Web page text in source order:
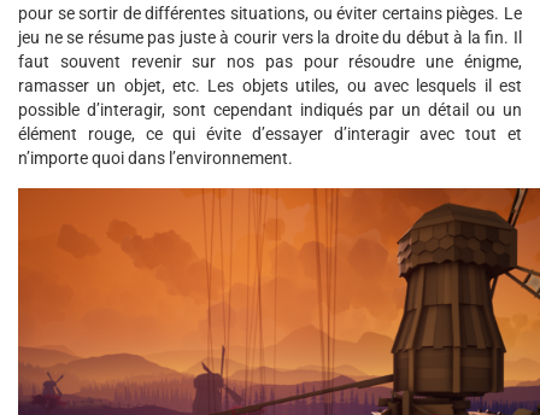
pour se sortir de différentes situations, ou éviter certains pièges. Le
jeu ne se résume pas juste à courir vers la droite du début à la fin. Il
faut souvent revenir sur nos pas pour résoudre une énigme,
ramasser un objet, etc. Les objets utiles, ou avec lesquels il est
possible d’interagir, sont cependant indiqués par un détail ou un
élément rouge, ce qui évite d’essayer d’interagir avec tout et
n’importe quoi dans l’environnement.